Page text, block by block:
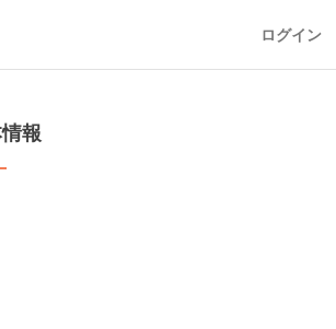
ログイン
報